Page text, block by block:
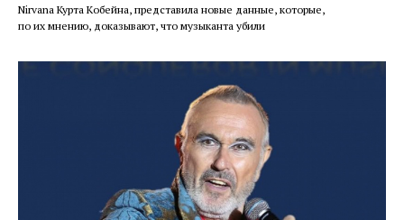
Nirvana Курта Кобейна, представила новые данные, которые,
по их мнению, доказывают, что музыканта убили